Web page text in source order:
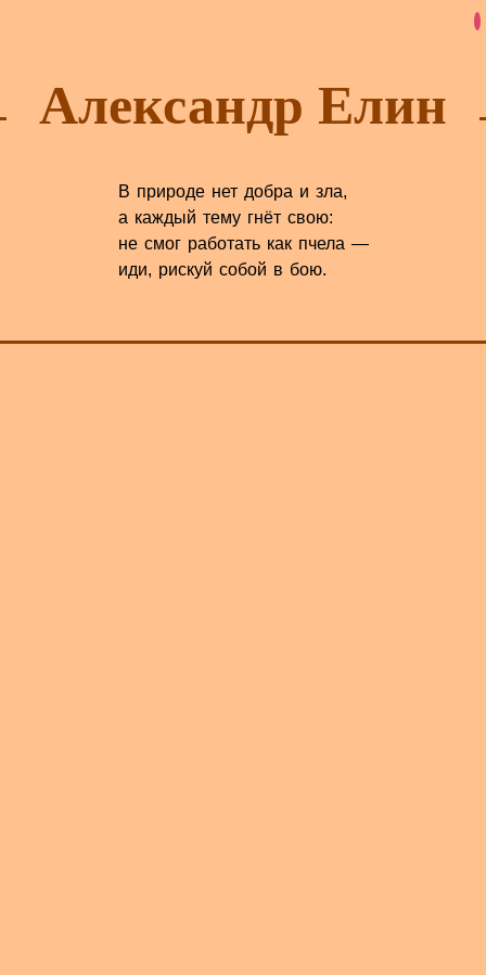
Александр Елин
В природе нет добра и зла,
а каждый тему гнёт свою:
не смог работать как пчела —
иди, рискуй собой в бою.